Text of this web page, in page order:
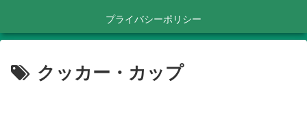
プライバシーポリシー
クッカー・カップ